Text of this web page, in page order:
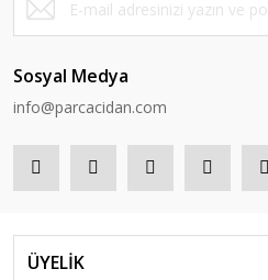
Sosyal Medya
info@parcacidan.com
ÜYELİK